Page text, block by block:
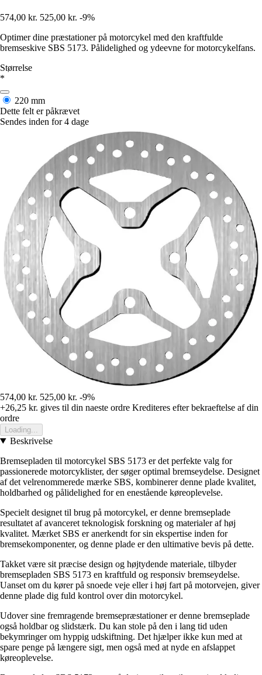
574,00 kr. 525,00 kr. -9%
Optimer dine præstationer på motorcykel med den kraftfulde
bremseskive SBS 5173. Pålidelighed og ydeevne for motorcykelfans.
Størrelse
*
220 mm
Dette felt er påkrævet
Sendes inden for 4 dage
574,00 kr. 525,00 kr. -9%
+26,25 kr. gives til din naeste ordre Krediteres efter bekraeftelse af din
ordre
Loading...
Beskrivelse
Bremsepladen til motorcykel SBS 5173 er det perfekte valg for
passionerede motorcyklister, der søger optimal bremseydelse. Designet
af det velrenommerede mærke SBS, kombinerer denne plade kvalitet,
holdbarhed og pålidelighed for en enestående køreoplevelse.
Specielt designet til brug på motorcykel, er denne bremseplade
resultatet af avanceret teknologisk forskning og materialer af høj
kvalitet. Mærket SBS er anerkendt for sin ekspertise inden for
bremsekomponenter, og denne plade er den ultimative bevis på dette.
Takket være sit præcise design og højtydende materiale, tilbyder
bremsepladen SBS 5173 en kraftfuld og responsiv bremseydelse.
Uanset om du kører på snoede veje eller i høj fart på motorvejen, giver
denne plade dig fuld kontrol over din motorcykel.
Udover sine fremragende bremsepræstationer er denne bremseplade
også holdbar og slidstærk. Du kan stole på den i lang tid uden
bekymringer om hyppig udskiftning. Det hjælper ikke kun med at
spare penge på længere sigt, men også med at nyde en afslappet
køreoplevelse.